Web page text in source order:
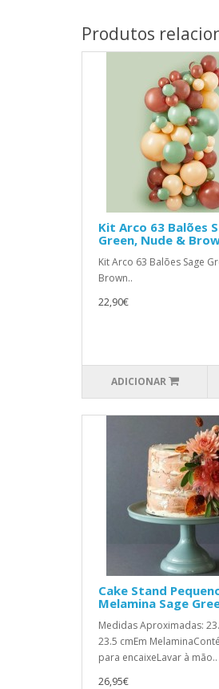
Produtos
Kit Arco 63 Balões
Green, Nude &
Kit Arco 63 Balões Sage
Brown..
22,90€
ADICIONAR
Cake Stand
Melamina Sage
Medidas Aproximadas:
23.5 cmEm
para encaixeLavar à mão..
26,95€